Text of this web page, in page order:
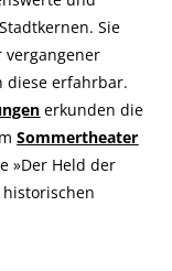
Sie
vergangener
diese erfahrbar.
erkunden die
Sommertheater
»Der Held der